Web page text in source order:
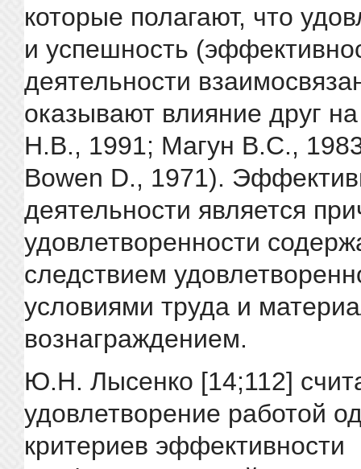
которые полагают, что
и успешность
деятельности
оказывают влияние друг
Н.В., 1991; Магун В.С.,
Bowen D., 1971).
деятельности является
удовлетворенности
следствием
условиями труда и
вознаграждением.
Ю.Н. Лысенко [14;112]
удовлетворение работой
критериев эффективности